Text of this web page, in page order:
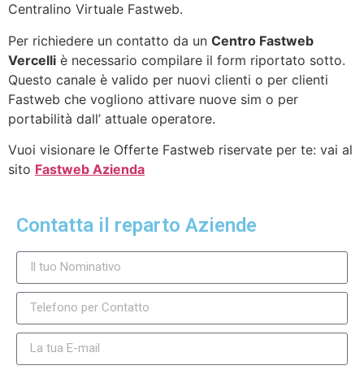
Centralino Virtuale Fastweb.
Per richiedere un contatto da un Centro Fastweb
Vercelli è necessario compilare il form riportato sotto.
Questo canale è valido per nuovi clienti o per clienti
Fastweb che vogliono attivare nuove sim o per
portabilità dall’ attuale operatore.
Vuoi visionare le Offerte Fastweb riservate per te: vai al
sito Fastweb Azienda
Contatta il reparto Aziende